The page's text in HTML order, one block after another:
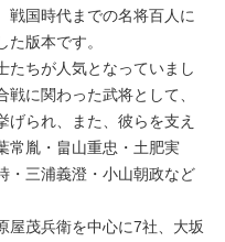
戦国時代までの名将百人に
版本です。
ちが人気となっていまし
に関わった武将として、
げられ、また、彼らを支え
常胤・畠山重忠・土肥実
・三浦義澄・小山朝政など
茂兵衛を中心に7社、大坂